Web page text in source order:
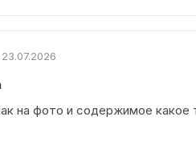
23.07.2026
на фото и содержимое какое